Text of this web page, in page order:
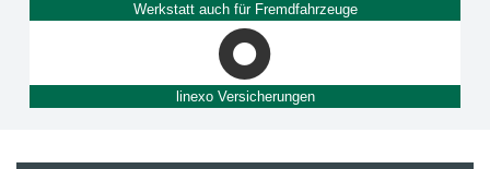
Werkstatt auch für Fremdfahrzeuge
linexo Versicherungen